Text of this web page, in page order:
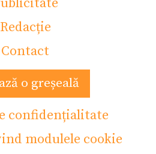
Redacție
Contact
o greșeală
confidențialitate
modulele cookie